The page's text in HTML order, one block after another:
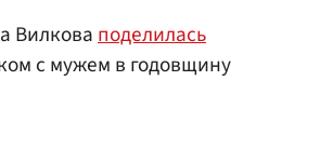
Вилковаподелилась
с мужем в годовщину